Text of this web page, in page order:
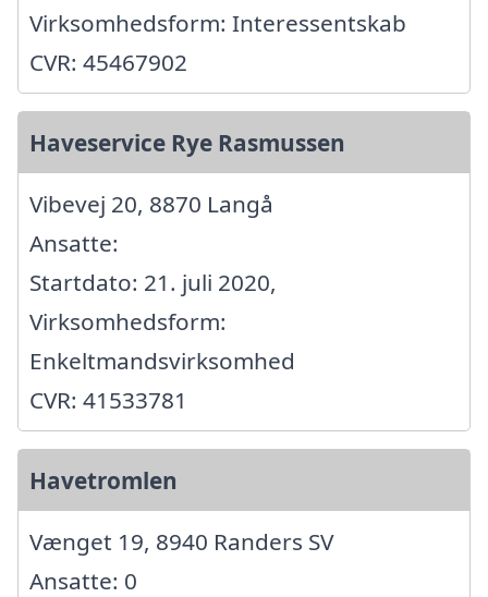
Virksomhedsform: Interessentskab
CVR: 45467902
Haveservice Rye Rasmussen
Vibevej 20, 8870 Langå
Ansatte:
Startdato: 21. juli 2020,
Virksomhedsform:
Enkeltmandsvirksomhed
CVR: 41533781
Havetromlen
Vænget 19, 8940 Randers SV
Ansatte: 0